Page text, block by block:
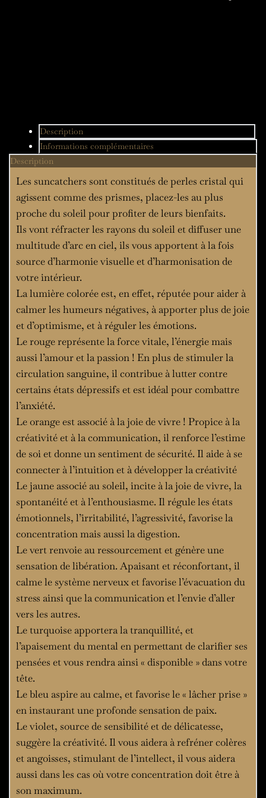
Description
Informations complémentaires
Description
Les suncatchers sont constitués de perles cristal qui
agissent comme des prismes, placez-les au plus
proche du soleil pour profiter de leurs bienfaits.
Ils vont réfracter les rayons du soleil et diffuser une
multitude d’arc en ciel, ils vous apportent à la fois
source d’harmonie visuelle et d’harmonisation de
votre intérieur.
La lumière colorée est, en effet, réputée pour aider à
calmer les humeurs négatives, à apporter plus de joie
et d’optimisme, et à réguler les émotions.
Le rouge représente la force vitale, l’énergie mais
aussi l’amour et la passion ! En plus de stimuler la
circulation sanguine, il contribue à lutter contre
certains états dépressifs et est idéal pour combattre
l’anxiété.
Le orange est associé à la joie de vivre ! Propice à la
créativité et à la communication, il renforce l’estime
de soi et donne un sentiment de sécurité. Il aide à se
connecter à l’intuition et à développer la créativité
Le jaune associé au soleil, incite à la joie de vivre, la
spontanéité et à l’enthousiasme. Il régule les états
émotionnels, l’irritabilité, l’agressivité, favorise la
concentration mais aussi la digestion.
Le vert renvoie au ressourcement et génère une
sensation de libération. Apaisant et réconfortant, il
calme le système nerveux et favorise l’évacuation du
stress ainsi que la communication et l’envie d’aller
vers les autres.
Le turquoise apportera la tranquillité, et
l’apaisement du mental en permettant de clarifier ses
pensées et vous rendra ainsi « disponible » dans votre
tête.
Le bleu aspire au calme, et favorise le « lâcher prise »
en instaurant une profonde sensation de paix.
Le violet, source de sensibilité et de délicatesse,
suggère la créativité. Il vous aidera à refréner colères
et angoisses, stimulant de l’intellect, il vous aidera
aussi dans les cas où votre concentration doit être à
son maximum.